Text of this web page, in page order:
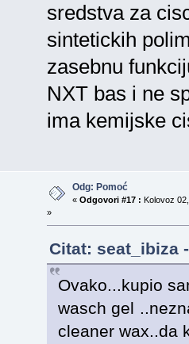
sredstva za
sintetickih
zasebnu
NXT bas i ne
ima kemijske
Odg: Pomoć
« Odgovori #17 : Kolovoz
»
Citat: seat_ibiza
Ovako...kupio
wasch gel
cleaner wax..da